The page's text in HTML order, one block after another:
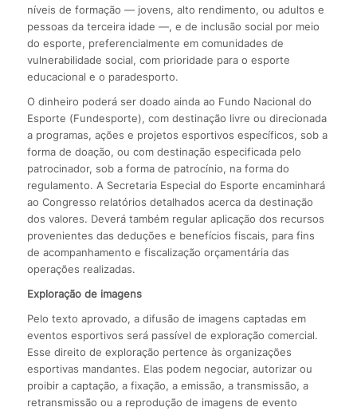
níveis de formação — jovens, alto rendimento, ou adultos e
pessoas da terceira idade —, e de inclusão social por meio
do esporte, preferencialmente em comunidades de
vulnerabilidade social, com prioridade para o esporte
educacional e o paradesporto.
O dinheiro poderá ser doado ainda ao Fundo Nacional do
Esporte (Fundesporte), com destinação livre ou direcionada
a programas, ações e projetos esportivos específicos, sob a
forma de doação, ou com destinação especificada pelo
patrocinador, sob a forma de patrocínio, na forma do
regulamento. A Secretaria Especial do Esporte encaminhará
ao Congresso relatórios detalhados acerca da destinação
dos valores. Deverá também regular aplicação dos recursos
provenientes das deduções e benefícios fiscais, para fins
de acompanhamento e fiscalização orçamentária das
operações realizadas.
Exploração de imagens
Pelo texto aprovado, a difusão de imagens captadas em
eventos esportivos será passível de exploração comercial.
Esse direito de exploração pertence às organizações
esportivas mandantes. Elas podem negociar, autorizar ou
proibir a captação, a fixação, a emissão, a transmissão, a
retransmissão ou a reprodução de imagens de evento